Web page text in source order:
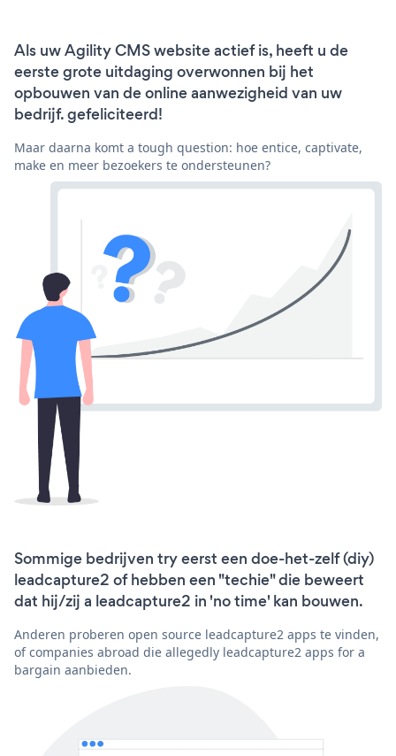
Als uw Agility CMS website actief is, heeft u de
eerste grote uitdaging overwonnen bij het
opbouwen van de online aanwezigheid van uw
bedrijf. gefeliciteerd!
Maar daarna komt a tough question: hoe entice, captivate,
make en meer bezoekers te ondersteunen?
Sommige bedrijven try eerst een doe-het-zelf (diy)
leadcapture2 of hebben een "techie" die beweert
dat hij/zij a leadcapture2 in 'no time' kan bouwen.
Anderen proberen open source leadcapture2 apps te vinden,
of companies abroad die allegedly leadcapture2 apps for a
bargain aanbieden.